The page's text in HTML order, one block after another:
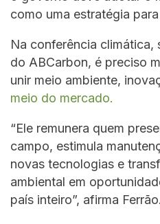
como uma estratégia
Na conferência climática,
do ABCarbon, é preciso
unir meio ambiente,
meio do mercado.
“Ele remunera quem
campo, estimula
novas tecnologias e
ambiental em
país inteiro”, afirma Ferrão.